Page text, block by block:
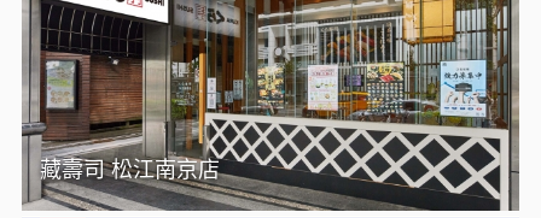
藏壽司 松江南京店